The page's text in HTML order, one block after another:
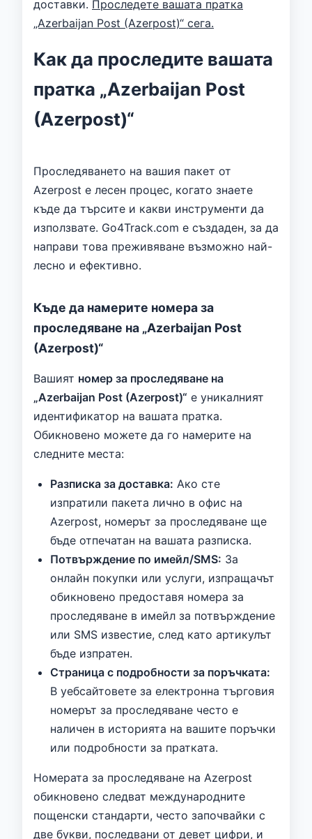
доставки. Проследете вашата пратка
„Azerbaijan Post (Azerpost)“ сега.
Как да проследите вашата
пратка „Azerbaijan Post
(Azerpost)“
Проследяването на вашия пакет от
Azerpost е лесен процес, когато знаете
къде да търсите и какви инструменти да
използвате. Go4Track.com е създаден, за да
направи това преживяване възможно най-
лесно и ефективно.
Къде да намерите номера за
проследяване на „Azerbaijan Post
(Azerpost)“
Вашият номер за проследяване на
„Azerbaijan Post (Azerpost)“ е уникалният
идентификатор на вашата пратка.
Обикновено можете да го намерите на
следните места:
Разписка за доставка: Ако сте
изпратили пакета лично в офис на
Azerpost, номерът за проследяване ще
бъде отпечатан на вашата разписка.
Потвърждение по имейл/SMS: За
онлайн покупки или услуги, изпращачът
обикновено предоставя номера за
проследяване в имейл за потвърждение
или SMS известие, след като артикулът
бъде изпратен.
Страница с подробности за поръчката:
В уебсайтовете за електронна търговия
номерът за проследяване често е
наличен в историята на вашите поръчки
или подробности за пратката.
Номерата за проследяване на Azerpost
обикновено следват международните
пощенски стандарти, често започвайки с
две букви, последвани от девет цифри, и